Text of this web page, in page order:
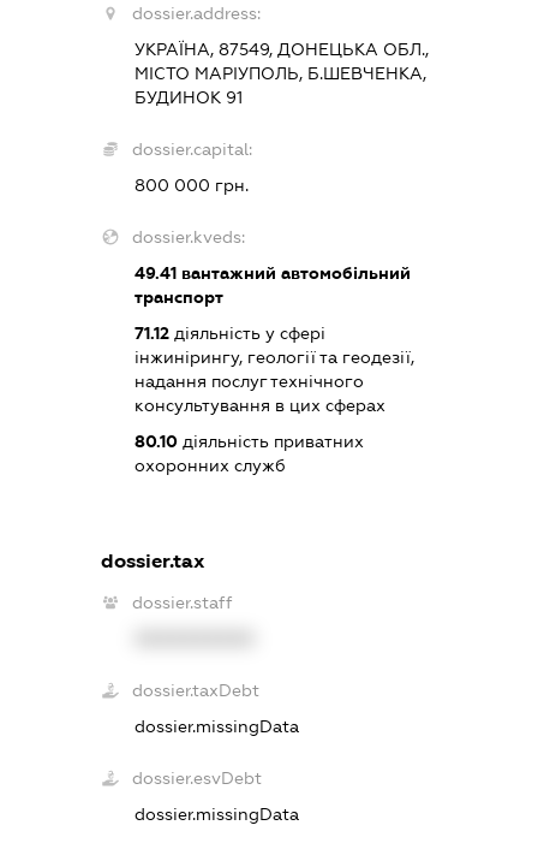
dossier.address:
УКРАЇНА, 87549, ДОНЕЦЬКА ОБЛ.,
МІСТО МАРІУПОЛЬ, Б.ШЕВЧЕНКА,
БУДИНОК 91
dossier.capital:
800 000 грн.
dossier.kveds:
49.41 вантажний автомобільний
транспорт
71.12 діяльність у сфері
інжинірингу, геології та геодезії,
надання послуг технічного
консультування в цих сферах
80.10 діяльність приватних
охоронних служб
dossier.tax
dossier.staff
dossier.taxDebt
dossier.missingData
dossier.esvDebt
dossier.missingData